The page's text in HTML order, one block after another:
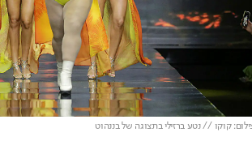
קוקו // נטע ברזילי בתצוגה של בננהוט